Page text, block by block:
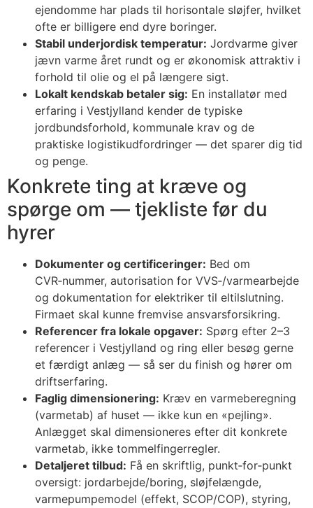
ejendomme har plads til horisontale sløjfer, hvilket
ofte er billigere end dyre boringer.
Stabil underjordisk temperatur: Jordvarme giver
jævn varme året rundt og er økonomisk attraktiv i
forhold til olie og el på længere sigt.
Lokalt kendskab betaler sig: En installatør med
erfaring i Vestjylland kender de typiske
jordbundsforhold, kommunale krav og de
praktiske logistikudfordringer — det sparer dig tid
og penge.
Konkrete ting at kræve og
spørge om — tjekliste før du
hyrer
Dokumenter og certificeringer: Bed om
CVR‑nummer, autorisation for VVS‑/varmearbejde
og dokumentation for elektriker til eltilslutning.
Firmaet skal kunne fremvise ansvarsforsikring.
Referencer fra lokale opgaver: Spørg efter 2–3
referencer i Vestjylland og ring eller besøg gerne
et færdigt anlæg — så ser du finish og hører om
driftserfaring.
Faglig dimensionering: Kræv en varmeberegning
(varmetab) af huset — ikke kun en «pejling».
Anlægget skal dimensioneres efter dit konkrete
varmetab, ikke tommelfingerregler.
Detaljeret tilbud: Få en skriftlig, punkt‑for‑punkt
oversigt: jordarbejde/boring, sløjfelængde,
varmepumpemodel (effekt, SCOP/COP), styring,